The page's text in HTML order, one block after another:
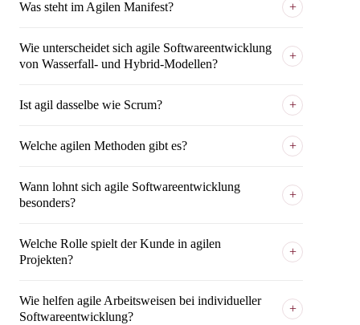
Was steht im Agilen Manifest?
Wie unterscheidet sich agile Softwareentwicklung
von Wasserfall- und Hybrid-Modellen?
Ist agil dasselbe wie Scrum?
Welche agilen Methoden gibt es?
Wann lohnt sich agile Softwareentwicklung
besonders?
Welche Rolle spielt der Kunde in agilen
Projekten?
Wie helfen agile Arbeitsweisen bei individueller
Softwareentwicklung?